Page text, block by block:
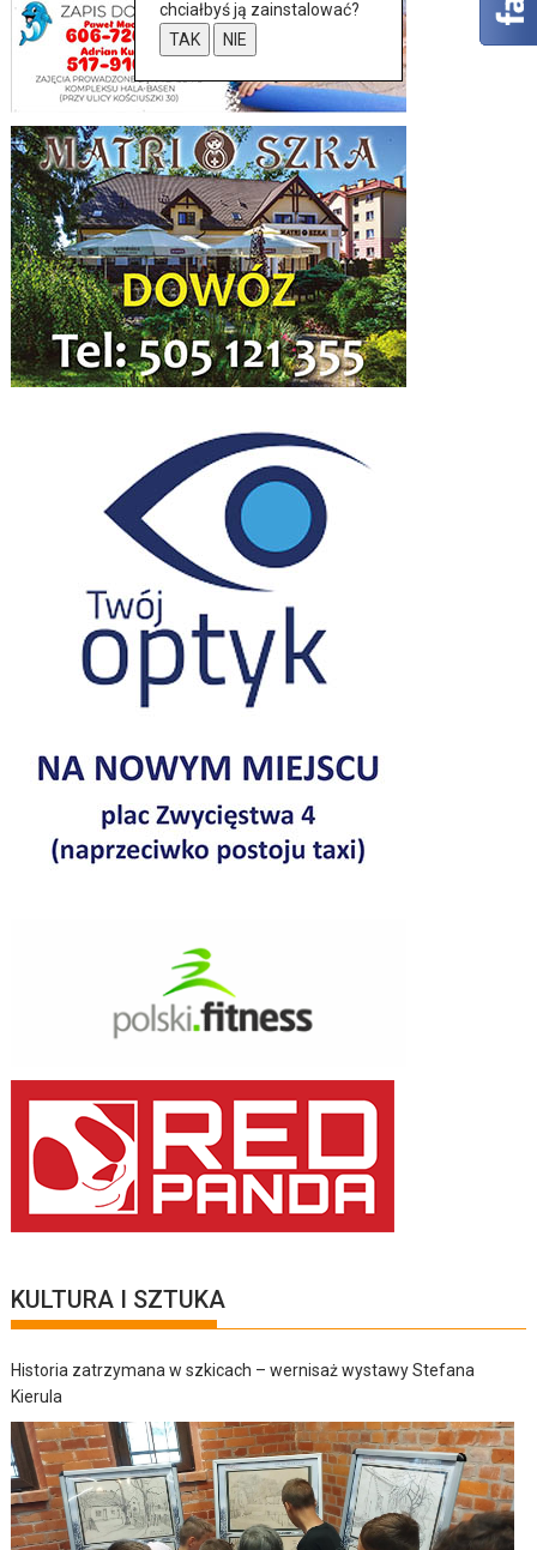
KULTURA I SZTUKA
Historia zatrzymana w szkicach – wernisaż wystawy Stefana
Kierula
chciałbyś ją zainstalować?
TAK
NIE